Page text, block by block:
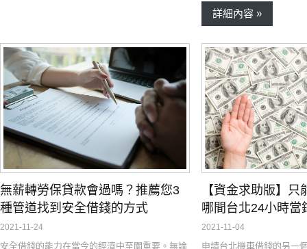
詳細內容 »
無薪轉勞保貸款會過嗎？推薦您3
種管道找到安全借錢的方式
2021-11-24
安全借錢的能力在當今的經濟中至關重要。無論
【資金求助版】
哪間台北24小時當
2021-11-04
申請台北機車借錢的另一